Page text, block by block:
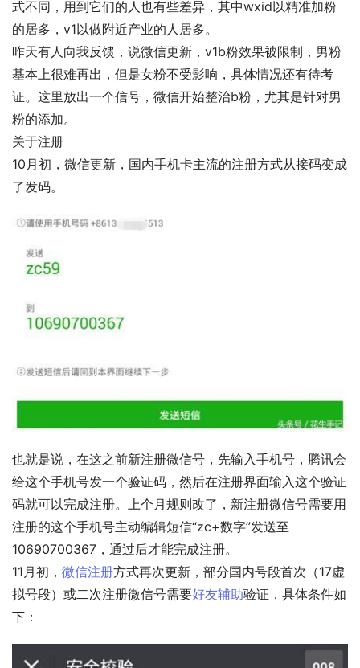
式不同，用到它们的人也有些差异，其中wxid以精准加粉
的居多，v1以做附近产业的人居多。
昨天有人向我反馈，说微信更新，v1b粉效果被限制，男粉
基本上很难再出，但是女粉不受影响，具体情况还有待考
证。这里放出一个信号，微信开始整治b粉，尤其是针对男
粉的添加。
关于注册
10月初，微信更新，国内手机卡主流的注册方式从接码变成
了发码。
也就是说，在这之前新注册微信号，先输入手机号，腾讯会
给这个手机号发一个验证码，然后在注册界面输入这个验证
码就可以完成注册。上个月规则改了，新注册微信号需要用
注册的这个手机号主动编辑短信“zc+数字”发送至
10690700367，通过后才能完成注册。
11月初， 微信注册方式再次更新，部分国内号段首次（17虚
拟号段）或二次注册微信号需要好友辅助验证，具体条件如
下：